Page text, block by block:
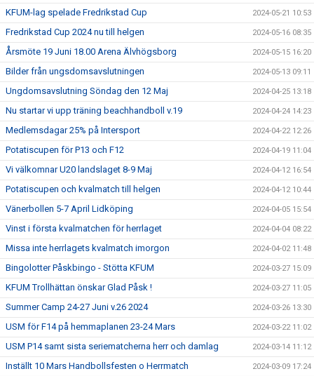
KFUM-lag spelade Fredrikstad Cup 2024-05-21 10:53
Fredrikstad Cup 2024 nu till helgen 2024-05-16 08:35
Årsmöte 19 Juni 18.00 Arena Älvhögsborg 2024-05-15 16:20
Bilder från ungsdomsavslutningen 2024-05-13 09:11
Ungdomsavslutning Söndag den 12 Maj 2024-04-25 13:18
Nu startar vi upp träning beachhandboll v.19 2024-04-24 14:23
Medlemsdagar 25% på Intersport 2024-04-22 12:26
Potatiscupen för P13 och F12 2024-04-19 11:04
Vi välkomnar U20 landslaget 8-9 Maj 2024-04-12 16:54
Potatiscupen och kvalmatch till helgen 2024-04-12 10:44
Vänerbollen 5-7 April Lidköping 2024-04-05 15:54
Vinst i första kvalmatchen för herrlaget 2024-04-04 08:22
Missa inte herrlagets kvalmatch imorgon 2024-04-02 11:48
Bingolotter Påskbingo - Stötta KFUM 2024-03-27 15:09
KFUM Trollhättan önskar Glad Påsk ! 2024-03-27 11:05
Summer Camp 24-27 Juni v.26 2024 2024-03-26 13:30
USM för F14 på hemmaplanen 23-24 Mars 2024-03-22 11:02
USM P14 samt sista seriematcherna herr och damlag 2024-03-14 11:12
Inställt 10 Mars Handbollsfesten o Herrmatch 2024-03-09 17:24